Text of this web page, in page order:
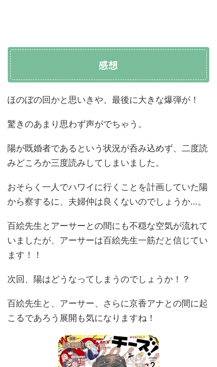
感想
ほのぼの回かと思いきや、最後に大きな爆弾が！
驚きのあまり思わず声がでちゃう。
陽が既婚者であるという状況が呑み込めず、二度読
みどころか三度読みしてしまいました。
おそらく一人でハワイに行くことを計画していた陽
から察するに、夫婦仲は良くないのでしょうか…。
百絵先生とアーサーとの間にも不穏な空気が流れて
いましたが、アーサーは百絵先生一筋だと信じてい
ます！！
次回、陽はどうなってしまうのでしょうか！？
百絵先生と、アーサー、さらに京香アナとの間に起
こるであろう展開も気になりますね！